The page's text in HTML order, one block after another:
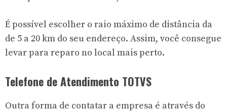
É possível escolher o raio máximo de distância da
de 5 a 20 km do seu endereço. Assim, você consegue
levar para reparo no local mais perto.
Telefone de Atendimento TOTVS
Outra forma de contatar a empresa é através do